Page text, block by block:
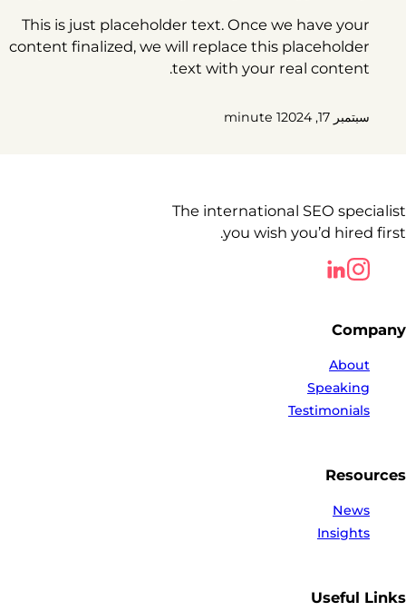
This is just placeholder text. Once we have your
content finalized, we will replace this placeholder
text with your real content.
سبتمبر 17, 2024 1 minute
The international SEO specialist
you wish you’d hired first.
Follow us on LinkedIn
Follow us on LinkedIn
Company
About
Speaking
Testimonials
Resources
News
Insights
Useful Links